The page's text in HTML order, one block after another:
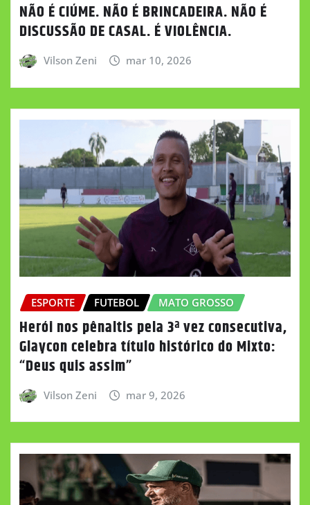
NÃO É CIÚME. NÃO É BRINCADEIRA. NÃO É
DISCUSSÃO DE CASAL. É VIOLÊNCIA.
Vilson Zeni mar 10, 2026
ESPORTE FUTEBOL MATO GROSSO
Herói nos pênaltis pela 3ª vez consecutiva,
Glaycon celebra título histórico do Mixto:
“Deus quis assim”
Vilson Zeni mar 9, 2026